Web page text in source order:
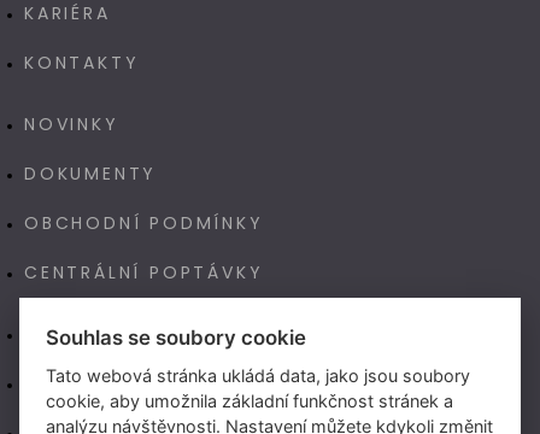
KARIÉRA
KONTAKTY
NOVINKY
DOKUMENTY
OBCHODNÍ PODMÍNKY
CENTRÁLNÍ POPTÁVKY
E-SHOP
NAŠE VÝROBA TECHNOART
Souhlas se soubory cookie
Tato webová stránka ukládá data, jako jsou soubory
cookie, aby umožnila základní funkčnost stránek a
analýzu návštěvnosti. Nastavení můžete kdykoli změnit